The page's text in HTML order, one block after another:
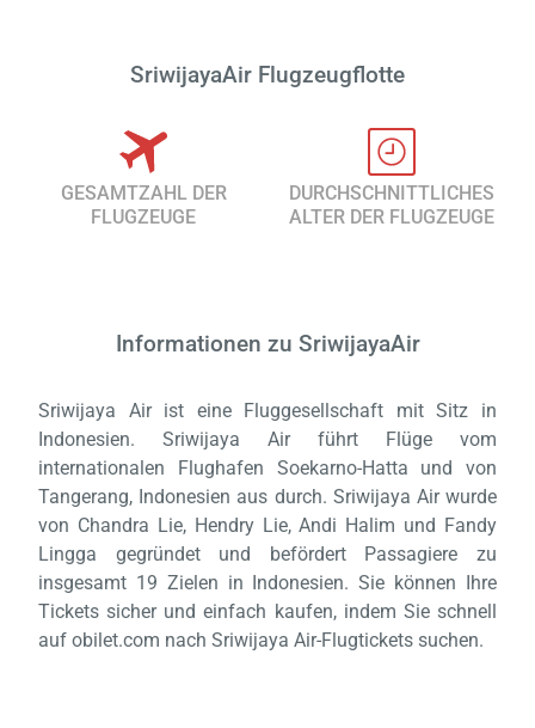
SriwijayaAir Flugzeugflotte
GESAMTZAHL DER
FLUGZEUGE
DURCHSCHNITTLICHES
ALTER DER FLUGZEUGE
Informationen zu SriwijayaAir
Sriwijaya Air ist eine Fluggesellschaft mit Sitz in
Indonesien. Sriwijaya Air führt Flüge vom
internationalen Flughafen Soekarno-Hatta und von
Tangerang, Indonesien aus durch. Sriwijaya Air wurde
von Chandra Lie, Hendry Lie, Andi Halim und Fandy
Lingga gegründet und befördert Passagiere zu
insgesamt 19 Zielen in Indonesien. Sie können Ihre
Tickets sicher und einfach kaufen, indem Sie schnell
auf obilet.com nach Sriwijaya Air-Flugtickets suchen.